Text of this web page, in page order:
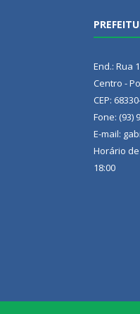
End.: Rua
Centro -
CEP:
Fone: (93)
E-mail:
Horário de
18:00